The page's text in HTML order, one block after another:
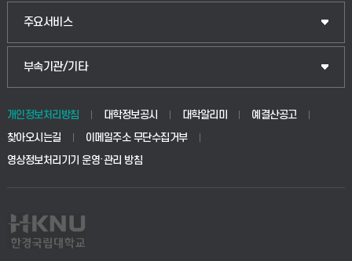
생명공학부
사회안전시스템공학부
산업대학원
공공정책대학원
교육대학원
주요서비스
입학안내
웹메일
학사시스템(전문학사 및 전공심화)
사이버캠퍼스(전문학사 및 전공심화)
부속기관/기타
중앙도서관
학생생활관(안성)
산학협력단
개인정보처리방침 대학정보공시 대학알리미
예결산공고
찾아오시는길
이메일주소 무단수집거부
영상정보처리기기 운영·관리 방침